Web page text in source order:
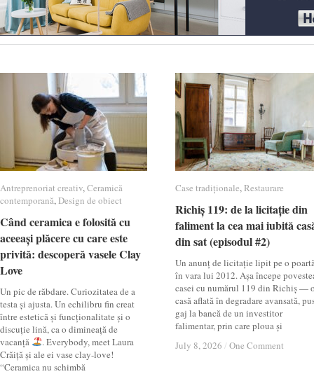
Antreprenoriat creativ,Ceramică
contemporană,Design de obiect
Când ceramica e folosită cu
aceeași plăcere cu care este
privită: descoperă vasele Clay
Love
Un pic de răbdare. Curiozitatea de a
testa și ajusta. Un echilibru fin creat
între estetică și funcționalitate și o
discuție lină, ca o dimineață de
vacanță
. Everybody, meet Laura
Crăiță și ale ei vase clay-love!
“Ceramica nu schimbă
Antreprenoriat creativ Ceramică
contemporană Design de obiect
Când ceramica e folosită cu
aceeași plăcere cu care este
privită: descoperă vasele Clay
Love
Case tradiționale,Restaurare
Richiș 119: de la licitație din
faliment la cea mai iubită
din sat (episodul #2)
Un anunț de licitație lipit pe o
în vara lui 2012. Așa începe
casei cu numărul 119 din Richiș —
casă aflată în degradare avansată,
gaj la bancă de un investitor
falimentar, prin care ploua și
July 8, 2026 / One Comment
Case tradiționale Restaurare
Richiș 119: de la licitație din
faliment la cea mai iubită
din sat (episodul #2)
July 8, 2026 / One Comment